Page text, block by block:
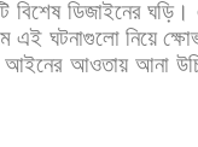
বিশেষ ডিজাইনের ঘড়ি।
এই ঘটনাগুলো নিয়ে
আইনের আওতায় আনা